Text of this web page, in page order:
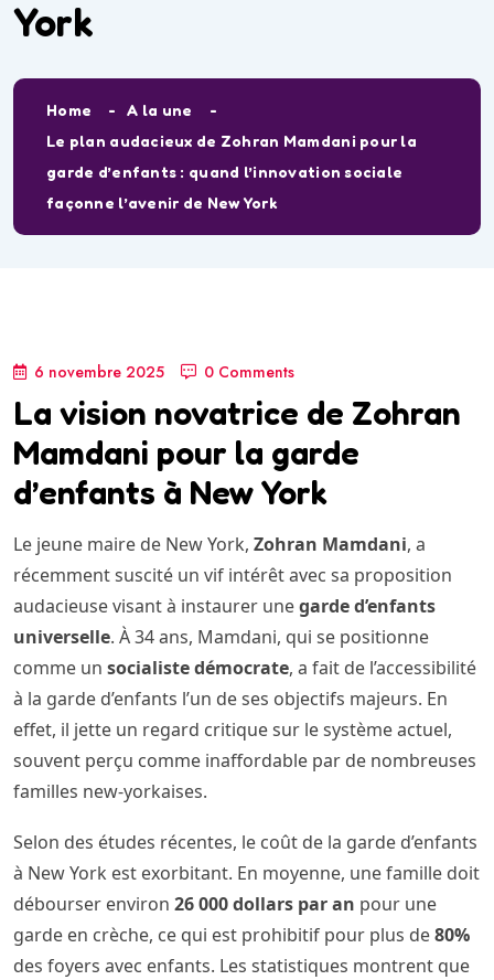
York
Home
A la une
Le plan audacieux de Zohran Mamdani pour la
garde d’enfants : quand l’innovation sociale
façonne l’avenir de New York
6 novembre 2025 0 Comments
La vision novatrice de Zohran
Mamdani pour la garde
d’enfants à New York
Le jeune maire de New York, Zohran Mamdani, a
récemment suscité un vif intérêt avec sa proposition
audacieuse visant à instaurer unegarde d’enfants
universelle. À 34 ans, Mamdani, qui se positionne
comme un socialiste démocrate, a fait de l’accessibilité
à la garde d’enfants l’un de ses objectifs majeurs. En
effet, il jette un regard critique sur le système actuel,
souvent perçu comme inaffordable par de nombreuses
familles new-yorkaises.
Selon des études récentes, le coût de la garde d’enfants
à New York est exorbitant. En moyenne, une famille doit
débourser environ 26 000 dollars par an pour une
garde en crèche, ce qui est prohibitif pour plus de80%
des foyers avec enfants. Les statistiques montrent que